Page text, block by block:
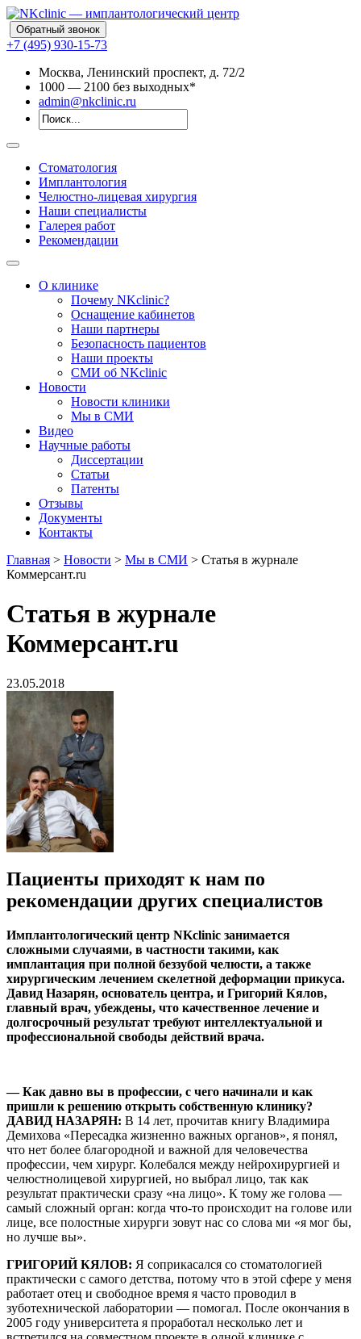
Обратный звонок
+7 (495) 930-15-73
Москва, Ленинский проспект, д. 72/2
1000 — 2100 без выходных*
admin@nkclinic.ru
Стоматология
Имплантология
Челюстно-лицевая хирургия
Наши специалисты
Галерея работ
Рекомендации
О клинике
Почему NKclinic?
Оснащение кабинетов
Наши партнеры
Безопасность пациентов
Наши проекты
СМИ об NKclinic
Новости
Новости клиники
Мы в СМИ
Видео
Научные работы
Диссертации
Статьи
Патенты
Отзывы
Документы
Контакты
Главная > Новости > Мы в СМИ > Статья в журнале
Коммерсант.ru
Статья в журнале
Коммерсант.ru
23.05.2018
Пациенты приходят к нам по
рекомендации других специалистов
Имплантологический центр NKclinic занимается
сложными случаями, в частности такими, как
имплантация при полной беззубой челюсти, а также
хирургическим лечением скелетной деформации прикуса.
Давид Назарян, основатель центра, и Григорий Кялов,
главный врач, убеждены, что качественное лечение и
долгосрочный результат требуют интеллектуальной и
профессиональной свободы действий врача.
— Как давно вы в профессии, с чего начинали и как
пришли к решению открыть собственную клинику?
ДАВИД НАЗАРЯН: В 14 лет, прочитав книгу Владимира
Демихова «Пересадка жизненно важных органов», я понял,
что нет более благородной и важной для человечества
профессии, чем хирург. Колебался между нейрохирургией и
челюстнолицевой хирургией, но выбрал лицо, так как
результат практически сразу «на лицо». К тому же голова —
самый сложный орган: когда что-то происходит на голове или
лице, все полостные хирурги зовут нас со слова ми «я мог бы,
но лучше вы».
ГРИГОРИЙ КЯЛОВ: Я соприкасался со стоматологией
практически с самого детства, потому что в этой сфере у меня
работает отец и свободное время я часто проводил в
зуботехнической лаборатории — помогал. После окончания в
2005 году университета я проработал несколько лет и